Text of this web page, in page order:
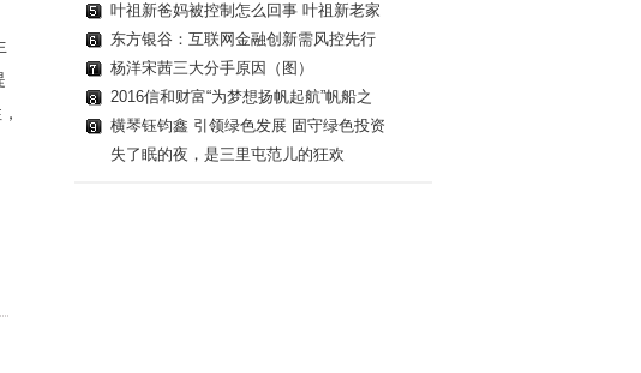
叶祖新爸妈被控制怎么回事 叶祖新老家
东方银谷：互联网金融创新需风控先行
杨洋宋茜三大分手原因（图）
2016信和财富“为梦想扬帆起航”帆船之
横琴钰钧鑫 引领绿色发展 固守绿色投资
失了眠的夜，是三里屯范儿的狂欢